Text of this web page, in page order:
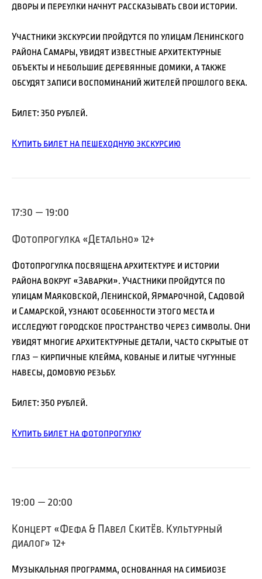
дворы и переулки начнут рассказывать свои истории.
Участники экскурсии пройдутся по улицам Ленинского
района Самары, увидят известные архитектурные
объекты и небольшие деревянные домики, а также
обсудят записи воспоминаний жителей прошлого века.
Билет: 350 рублей.
Купить билет на пешеходную экскурсию
17:30 — 19:00
Фотопрогулка «Детально» 12+
Фотопрогулка посвящена архитектуре и истории
района вокруг «Заварки». Участники пройдутся по
улицам Маяковской, Ленинской, Ярмарочной, Садовой
и Самарской, узнают особенности этого места и
исследуют городское пространство через символы. Они
увидят многие архитектурные детали, часто скрытые от
глаз – кирпичные клейма, кованые и литые чугунные
навесы, домовую резьбу.
Билет: 350 рублей.
Купить билет на фотопрогулку
19:00 — 20:00
Концерт «Фефа & Павел Скитёв. Культурный
диалог» 12+
Музыкальная программа, основанная на симбиозе